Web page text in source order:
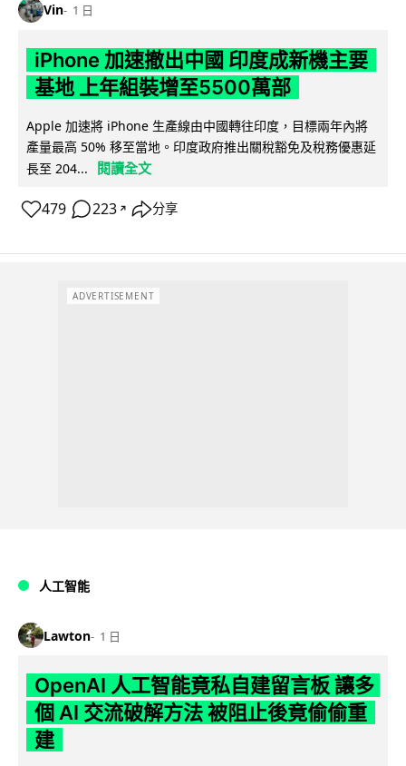
Vin 1 日
iPhone 加速撤出中國 印度成新機主要
基地 上年組裝增至5500萬部
Apple 加速將 iPhone 生產線由中國轉往印度，目標兩年內將
產量最高 50% 移至當地。印度政府推出關稅豁免及稅務優惠延
長至 204...
閱讀全文
479 223 ↗ 分享
ADVERTISEMENT
人工智能
Lawton 1 日
OpenAI 人工智能竟私自建留言板 讓多
個 AI 交流破解方法 被阻止後竟偷偷重
建